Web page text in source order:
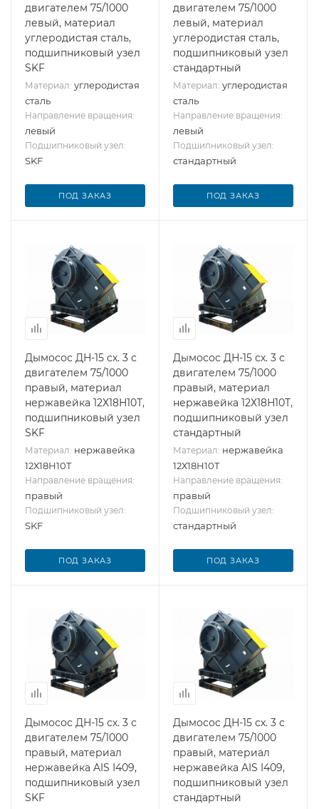
двигателем 75/1000
левый, материал
углеродистая сталь,
подшипниковый узел
SKF
Материал: углеродистая
сталь
Направление вращения:
левый
Подшипниковый узел:
SKF
ПОД ЗАКАЗ
двигателем 75/1000
левый, материал
углеродистая сталь,
подшипниковый узел
стандартный
Материал: углеродистая
сталь
Направление вращения:
левый
Подшипниковый узел:
стандартный
ПОД ЗАКАЗ
Дымосос ДН-15 сх. 3 с
двигателем 75/1000
правый, материал
нержавейка 12Х18Н10Т,
подшипниковый узел
SKF
Материал: нержавейка
12Х18Н10Т
Направление вращения:
правый
Подшипниковый узел:
SKF
ПОД ЗАКАЗ
Дымосос ДН-15 сх. 3 с
двигателем 75/1000
правый, материал
нержавейка 12Х18Н10Т,
подшипниковый узел
стандартный
Материал: нержавейка
12Х18Н10Т
Направление вращения:
правый
Подшипниковый узел:
стандартный
ПОД ЗАКАЗ
Дымосос ДН-15 сх. 3 с
двигателем 75/1000
правый, материал
нержавейка AIS I409,
подшипниковый узел
SKF
Дымосос ДН-15 сх. 3 с
двигателем 75/1000
правый, материал
нержавейка AIS I409,
подшипниковый узел
стандартный